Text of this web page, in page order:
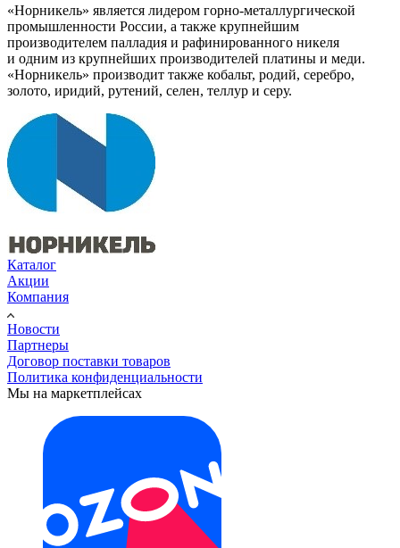
«Норникель» является лидером горно-металлургической
промышленности России, а также крупнейшим
производителем палладия и рафинированного никеля
и одним из крупнейших производителей платины и меди.
«Норникель» производит также кобальт, родий, серебро,
золото, иридий, рутений, селен, теллур и серу.
Каталог
Акции
Компания
Новости
Партнеры
Договор поставки товаров
Политика конфиденциальности
Мы на маркетплейсах